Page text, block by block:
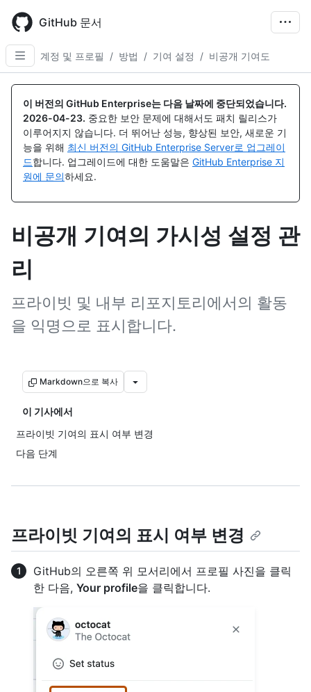
main
content
GitHub 문서
계정 및 프로필 / 방법 / 기여 설정 / 비공개 기여도
이 버전의 GitHub Enterprise는 다음 날짜에 중단되었습니다.
2026-04-23. 중요한 보안 문제에 대해서도 패치 릴리스가
이루어지지 않습니다. 더 뛰어난 성능, 향상된 보안, 새로운 기
능을 위해 최신 버전의 GitHub Enterprise Server로 업그레이
드합니다. 업그레이드에 대한 도움말은 GitHub Enterprise 지
원에 문의하세요.
비공개 기여의 가시성 설정 관
리
프라이빗 및 내부 리포지토리에서의 활동
을 익명으로 표시합니다.
Markdown으로 복사
이 기사에서
프라이빗 기여의 표시 여부 변경
다음 단계
프라이빗 기여의 표시 여부 변경
GitHub의 오른쪽 위 모서리에서 프로필 사진을 클릭
한 다음, Your profile을 클릭합니다.